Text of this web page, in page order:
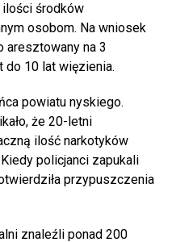
ilości środków
osobom. Na wniosek
aresztowany na 3
do 10 lat więzienia.
powiatu nyskiego.
że 20-letni
ilość narkotyków
policjanci zapukali
przypuszczenia
znaleźli ponad 200